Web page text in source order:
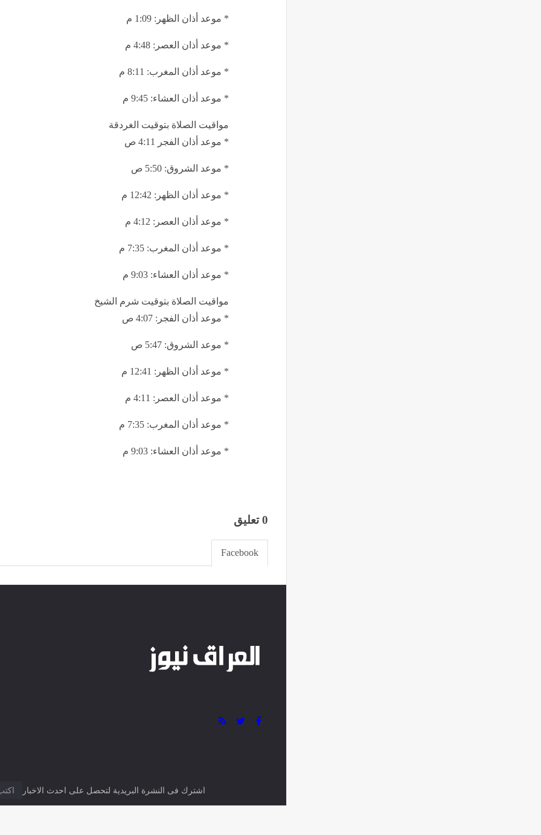
مواقيت الصلاة بتوقيت أسوان
* موعد أذان الفجر: 4:26 ص
* موعد الشروق: 6:01 ص
* موعد أذان ‎الظهر: 12:46 م
* موعد أذان ‎المغرب: 7:32م
* موعد أذان العشاء: 8:56 م
مواقيت الصلاة بتوقيت مطروح
* موعد أذان الفجر4:21 ص
* موعد الشروق: 6:07 ص
* ‎موعد أذان الظهر: 1:09 م
* موعد أذان ‎العصر: 4:48 م
* موعد أذان ‎العشاء: 9:45 م
مواقيت الصلاة بتوقيت الغردقة
* موعد أذان الفجر 4:11 ص
* موعد الشروق: 5:50 ص
* موعد أذان الظهر: 12:42 م
مواقيت الصلاة بتوقيت شرم الشيخ
* موعد أذان الفجر: 4:07 ص
* موعد أذان العصر: 4:11 م
* موعد أذان المغرب: 7:35 م
Facebook